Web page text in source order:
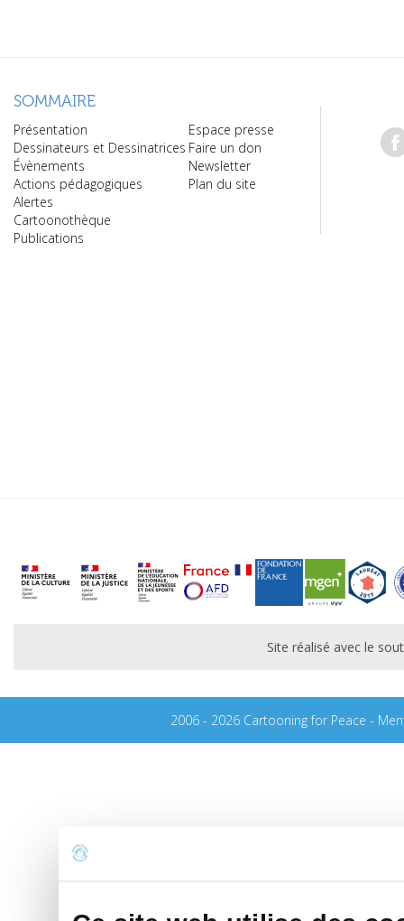
SOMMAIRE
Présentation
Dessinateurs et Dessinatrices
Évènements
Actions pédagogiques
Alertes
Cartoonothèque
Publications
Espace presse
Faire un don
Newsletter
Plan du site
Site réalisé avec le
2006 - 2026 Cartooning for Peace -